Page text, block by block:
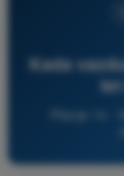
Kada